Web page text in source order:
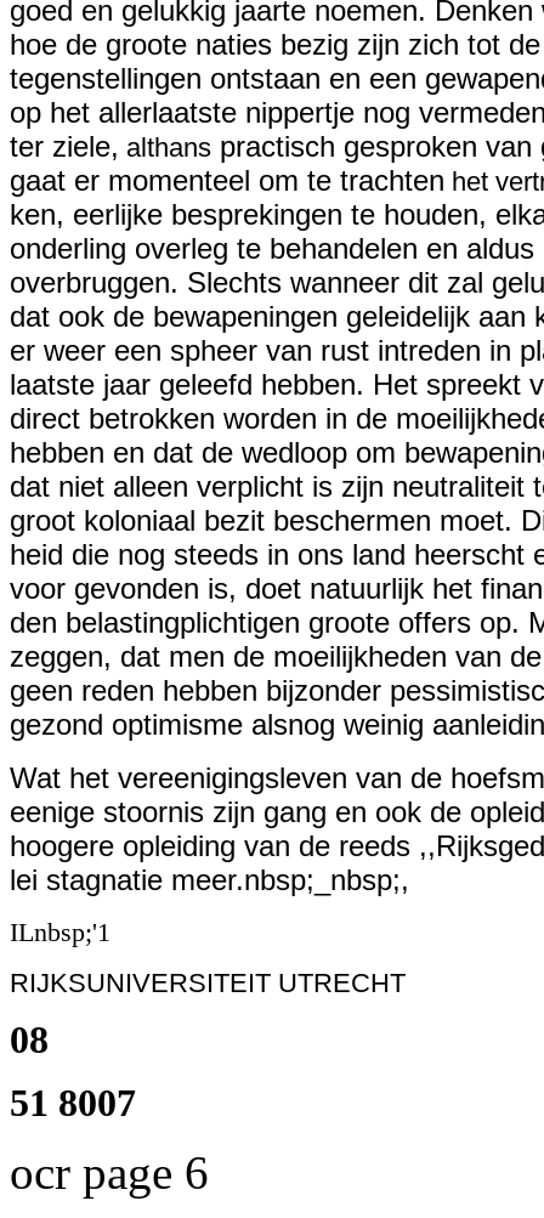
goed en gelukkig jaarte noemen.
hoe de groote naties bezig zijn zich tot
tegenstellingen ontstaan en een
op het allerlaatste nippertje nog
ter ziele, althans practisch gesproken
gaat er momenteel om te trachten het
ken, eerlijke besprekingen te houden,
onderling overleg te behandelen en
overbruggen. Slechts wanneer dit zal
dat ook de bewapeningen geleidelijk
er weer een spheer van rust intreden in
laatste jaar geleefd hebben. Het spreekt
direct betrokken worden in de
hebben en dat de wedloop om
dat niet alleen verplicht is zijn neutraliteit
groot koloniaal bezit beschermen moet.
heid die nog steeds in ons land heerscht
voor gevonden is, doet natuurlijk het
den belastingplichtigen groote offers op.
zeggen, dat men de moeilijkheden van
geen reden hebben bijzonder
gezond optimisme alsnog weinig
Wat het vereenigingsleven van de
eenige stoornis zijn gang en ook de
hoogere opleiding van de reeds
lei stagnatie meer.nbsp;_nbsp;,
ILnbsp;'1
RIJKSUNIVERSITEIT UTRECHT
08
51 8007
ocr page 6